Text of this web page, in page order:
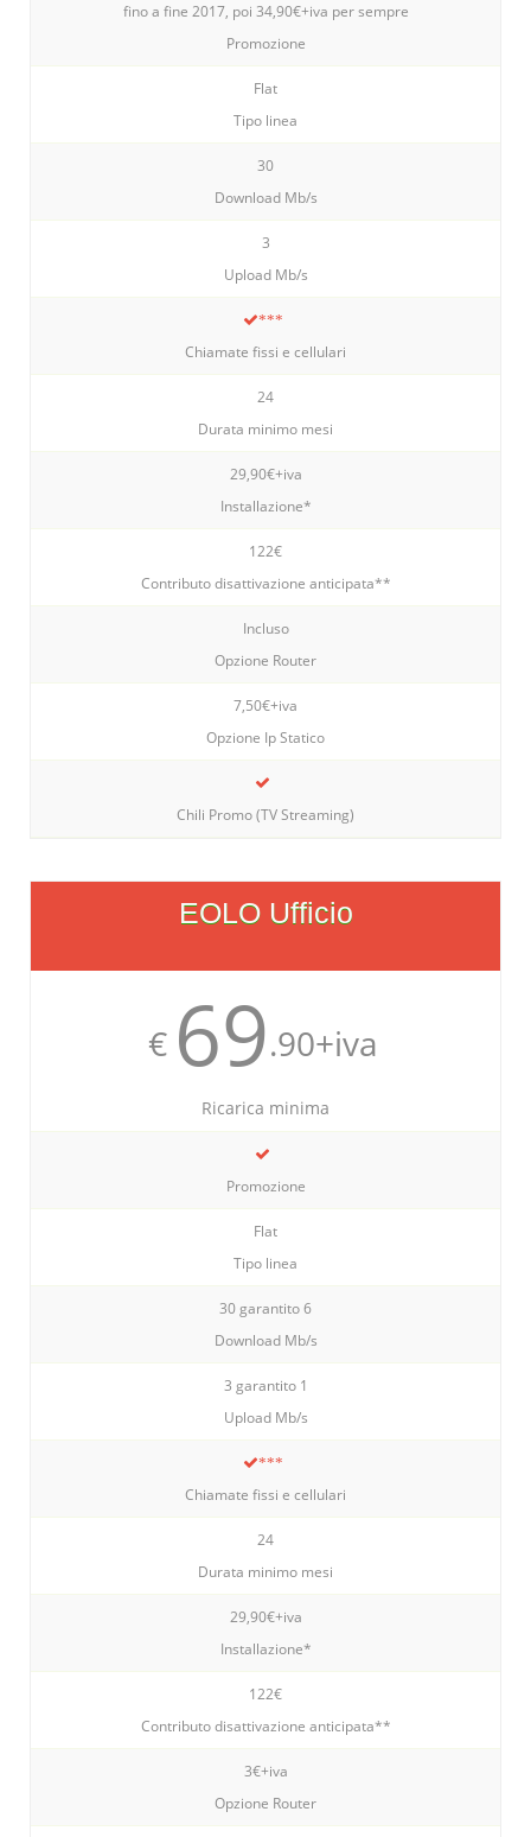
fino a fine 2017, poi 34,90€+iva per sempre
Promozione
Flat
Tipo linea
30
Download Mb/s
3
Upload Mb/s
***
Chiamate fissi e cellulari
24
Durata minimo mesi
29,90€+iva
Installazione*
122€
Contributo disattivazione anticipata**
Incluso
Opzione Router
7,50€+iva
Opzione Ip Statico
Chili Promo (TV Streaming)
EOLO Ufficio
€ 69.90+iva
Ricarica minima
Promozione
Flat
Tipo linea
30 garantito 6
Download Mb/s
3 garantito 1
Upload Mb/s
***
Chiamate fissi e cellulari
24
Durata minimo mesi
29,90€+iva
Installazione*
122€
Contributo disattivazione anticipata**
3€+iva
Opzione Router